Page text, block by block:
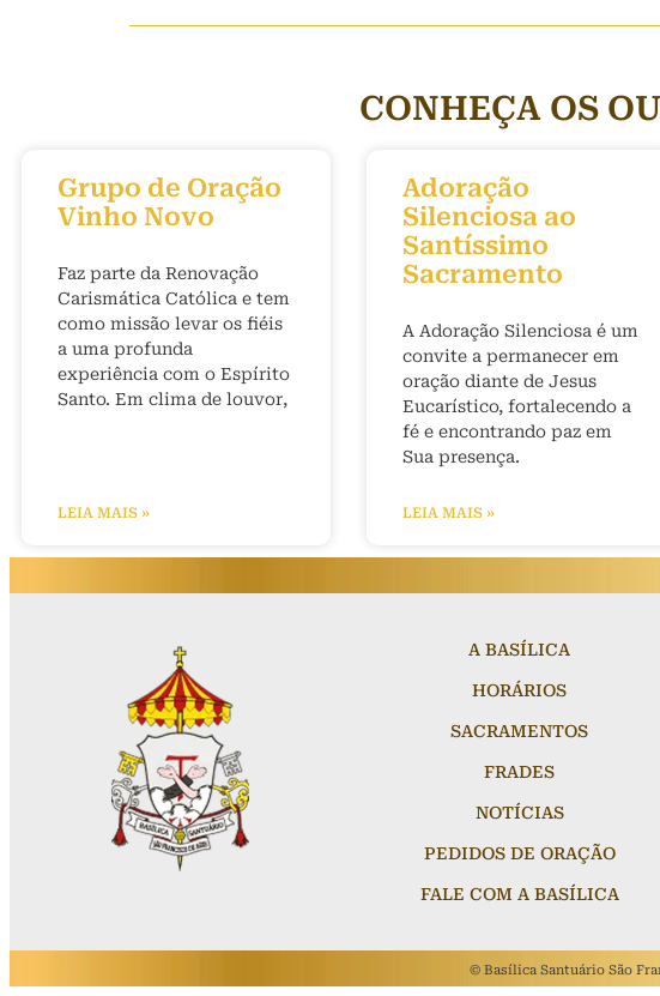
CONHEÇA OS
Grupo de Oração
Vinho Novo
Faz parte da Renovação
Carismática Católica e tem
como missão levar os fiéis
a uma profunda
experiência com o Espírito
Santo. Em clima de louvor,
LEIA MAIS »
Adoração
Silenciosa ao
Santíssimo
Sacramento
A Adoração Silenciosa é um
convite a permanecer em
oração diante de Jesus
Eucarístico, fortalecendo a
fé e encontrando paz em
Sua presença.
LEIA MAIS »
A BASÍLICA
HORÁRIOS
SACRAMENTOS
FRADES
NOTÍCIAS
PEDIDOS DE ORAÇÃO
FALE COM A BASÍLICA
© Basílica Santuário São